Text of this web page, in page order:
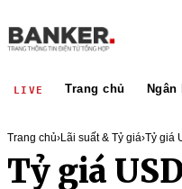
LIVE Trang chủ Ngân
Trang chủ›Lãi suất & Tỷ giá›Tỷ giá
Tỷ giá